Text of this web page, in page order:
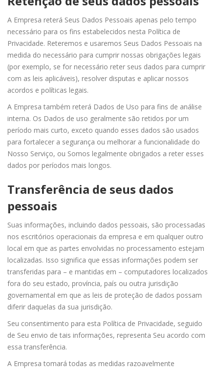
A Empresa reterá Seus Dados Pessoais apenas pelo tempo
necessário para os fins estabelecidos nesta Política de
Privacidade. Reteremos e usaremos Seus Dados Pessoais na
medida do necessário para cumprir nossas obrigações legais
(por exemplo, se for necessário reter seus dados para cumprir
com as leis aplicáveis), resolver disputas e aplicar nossos
acordos e políticas legais.
A Empresa também reterá Dados de Uso para fins de análise
interna. Os Dados de uso geralmente são retidos por um
período mais curto, exceto quando esses dados são usados ​​
para fortalecer a segurança ou melhorar a funcionalidade do
Nosso Serviço, ou Somos legalmente obrigados a reter esses
dados por períodos mais longos.
Transferência de seus dados
pessoais
Suas informações, incluindo dados pessoais, são processadas
nos escritórios operacionais da empresa e em qualquer outro
local em que as partes envolvidas no processamento estejam
localizadas. Isso significa que essas informações podem ser
transferidas para – e mantidas em – computadores localizados
fora do seu estado, província, país ou outra jurisdição
governamental em que as leis de proteção de dados possam
diferir daquelas da sua jurisdição.
Seu consentimento para esta Política de Privacidade, seguido
de Seu envio de tais informações, representa Seu acordo com
essa transferência.
A Empresa tomará todas as medidas razoavelmente